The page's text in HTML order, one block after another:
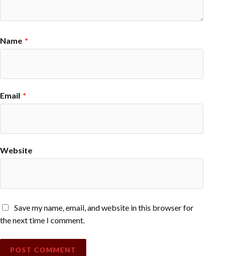
Name *
Email *
Website
Save my name, email, and website in this browser for
the next time I comment.